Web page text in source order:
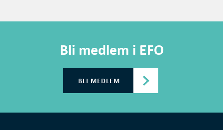
Bli medlem i EFO
BLI MEDLEM